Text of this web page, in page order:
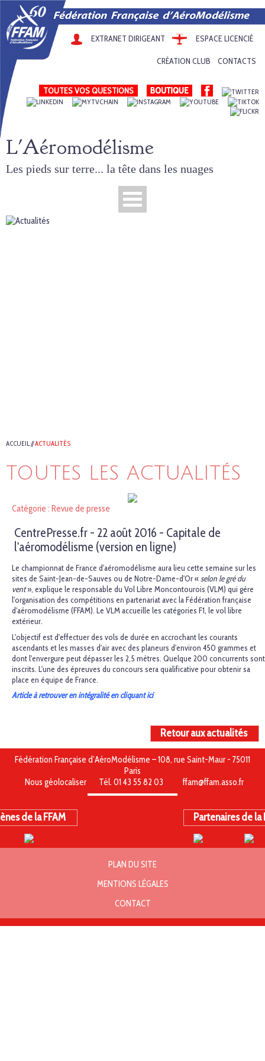
EXTRANET DIRIGEANT ESPACE LICENCIÉ
CRÉATION CLUB CONTACTS
TOUTES VOS QUESTIONS
L'Aéromodélisme
Les pieds sur terre... la tête dans les nuages
ACCUEIL//ACTUALITÉS
TOUTES LES ACTUALITÉS
Catégorie : Revue de presse
CentrePresse.fr - 22 août 2016 - Capitale de
l'aéromodélisme (version en ligne)
Le championnat de France d'aéromodélisme aura lieu cette semaine sur les
sites de Saint-Jean-de-Sauves ou de Notre-Dame-d'Or «selon le gré du
vent», explique le responsable du Vol Libre Moncontourois (VLM) qui gère
l'organisation des compétitions en partenariat avec la Fédération française
d'aéromodélisme (FFAM). Le VLM accueille les catégories F1, le vol libre
extérieur.
L'objectif est d'effectuer des vols de durée en accrochant les courants
ascendants et les masses d'air avec des planeurs d'environ 450 grammes et
dont l'envergure peut dépasser les 2,5 mètres. Quelque 200 concurrents sont
inscrits. L'une des épreuves du concours sera qualificative pour obtenir sa
place en équipe de France.
Article à retrouver en intégralité en cliquant ici
Retour aux actualités
Fédération Française d’AéroModélisme – 108, rue Saint-Maur - 75011
Paris
Nous géolocaliser
Tél. 01 43 55 82 03 ffam@ffam.asso.fr
de la FFAM Partenaires de la
PLAN DU SITE
MENTIONS LÉGALES
CONTACT